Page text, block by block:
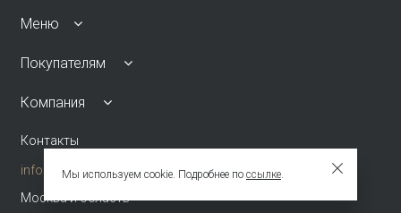
Меню
Покупателям
Компания
Контакты
info@emkafashion.ru
Москва и область
Мы используем cookie. Подробнее по ссылке